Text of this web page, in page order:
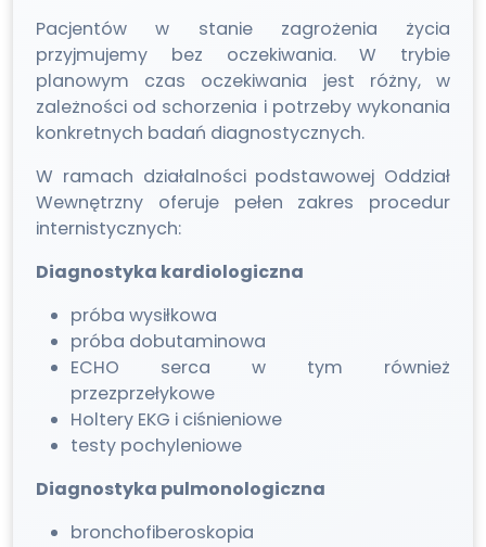
Pacjentów w stanie zagrożenia życia
przyjmujemy bez oczekiwania. W trybie
planowym czas oczekiwania jest różny, w
zależności od schorzenia i potrzeby wykonania
konkretnych badań diagnostycznych.
W ramach działalności podstawowej Oddział
Wewnętrzny oferuje pełen zakres procedur
internistycznych:
Diagnostyka kardiologiczna
próba wysiłkowa
próba dobutaminowa
ECHO serca w tym również
przezprzełykowe
Holtery EKG i ciśnieniowe
testy pochyleniowe
Diagnostyka pulmonologiczna
bronchofiberoskopia